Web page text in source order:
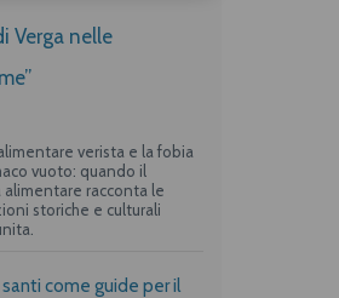
Verga nelle
verista e la fobia
vuoto: quando il
alimentare racconta le
storiche e culturali
come guide per il